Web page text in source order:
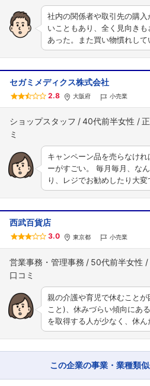
社内の関係者や取引先の購
いこともあり、全く見向き
あった。また買い物慣れし
セガミメディクス株式会社
2.8 大阪府 小売業
ショップスタッフ 40代前半女性
キャンペーン品を売らなけ
ーがすごい。 毎月毎月、な
り、レジでお勧めしたり大
西武百貨店
3.0 東京都 小売業
営業事務・管理事務 50代前半女性
親の介護や育児で休むこと
こと)、休みづらい傾向にあ
を取得する人が少なく、休
この企業の事業・業種類